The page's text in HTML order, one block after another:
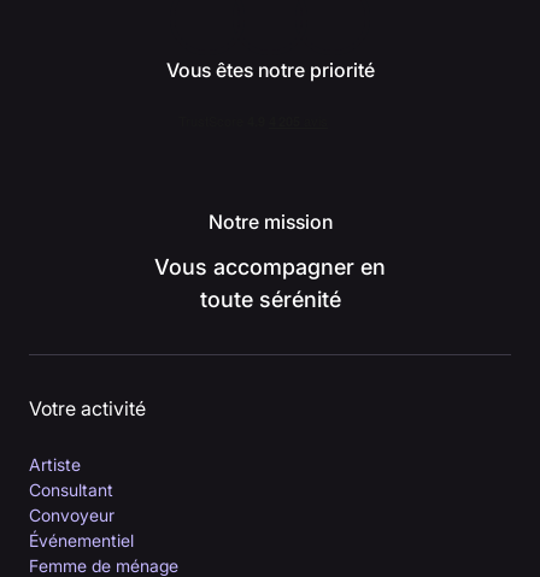
Vous êtes notre priorité
Notre mission
Vous accompagner en
toute sérénité
Votre activité
Artiste
Consultant
Convoyeur
Événementiel
Femme de ménage